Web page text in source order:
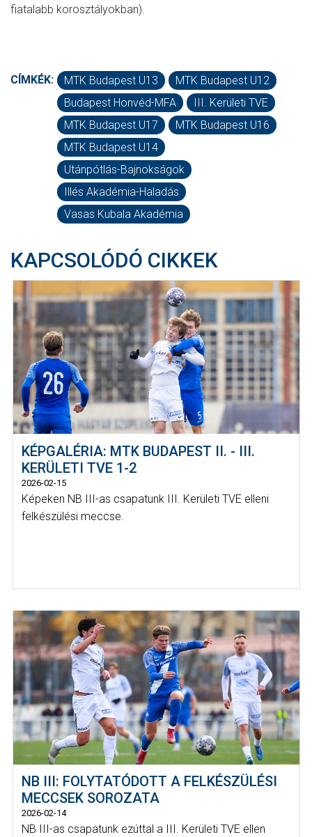
fiatalabb korosztályokban).
CÍMKÉK: MTK Budapest U13
MTK Budapest U12
Budapest Honvéd-MFA
III. Kerületi TVE
MTK Budapest U17
MTK Budapest U16
MTK Budapest U14
Utánpótlás-Bajnokságok
Illés Akadémia-Haladás
Vasas Kubala Akadémia
KAPCSOLÓDÓ CIKKEK
KÉPGALÉRIA: MTK BUDAPEST II. - III.
KERÜLETI TVE 1-2
2026-02-15
Képeken NB III-as csapatunk III. Kerületi TVE elleni
felkészülési meccse.
NB III: FOLYTATÓDOTT A FELKÉSZÜLÉSI
MECCSEK SOROZATA
2026-02-14
NB III-as csapatunk ezúttal a III. Kerületi TVE ellen